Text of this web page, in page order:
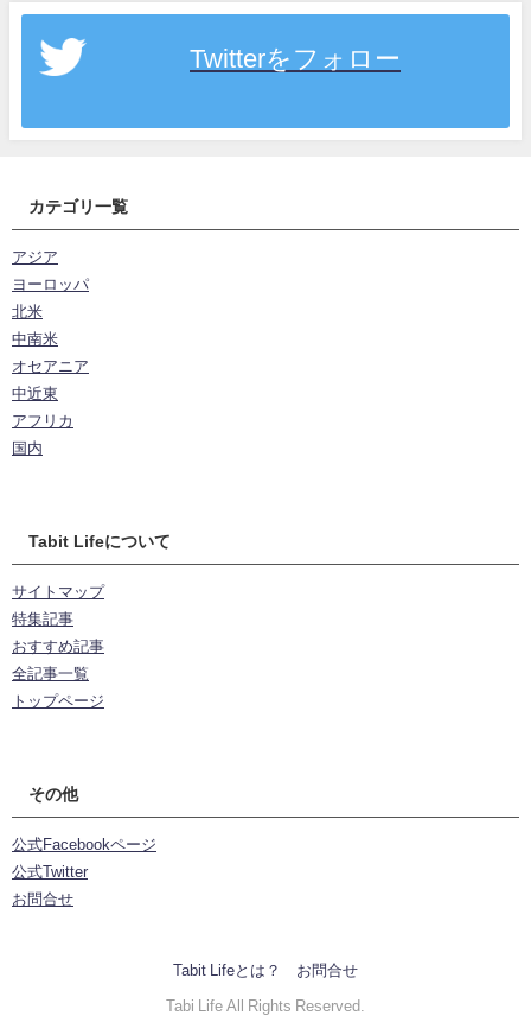
Twitterをフォロー
カテゴリ一覧
アジア
ヨーロッパ
北米
中南米
オセアニア
中近東
アフリカ
国内
Tabit Lifeについて
サイトマップ
特集記事
おすすめ記事
全記事一覧
トップページ
その他
公式Facebookページ
公式Twitter
お問合せ
Tabit Lifeとは？ お問合せ
Tabi Life All Rights Reserved.